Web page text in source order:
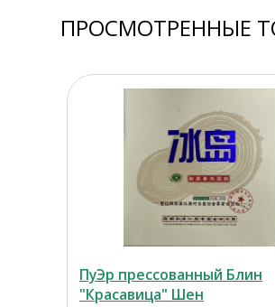
ПРОСМОТРЕННЫЕ
ПуЭр прессованный Блин
"Красавица" Шен